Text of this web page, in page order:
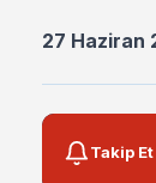
27 Haziran
Takip Et